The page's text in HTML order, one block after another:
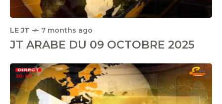
LE JT 7 months ago
JT ARABE DU 09 OCTOBRE 2025